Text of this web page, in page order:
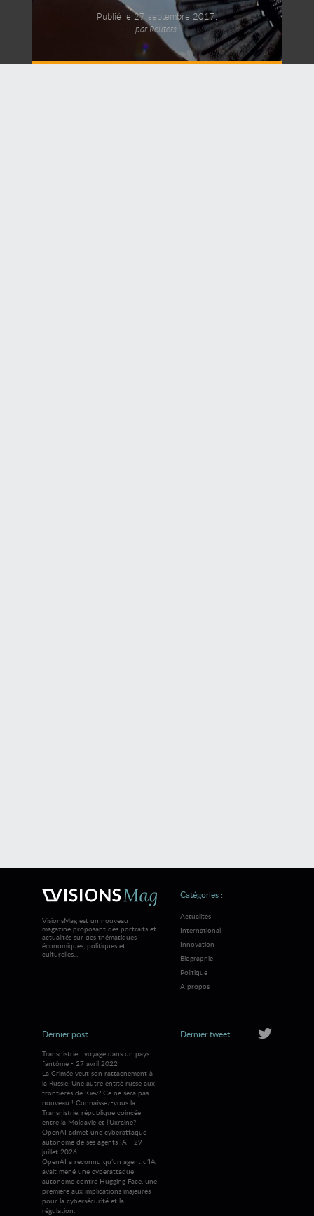
Publié le 27 septembre 2017,
par Reuters.
VisionsMag est un nouveau
magazine proposant des portraits et
actualités sur des thématiques
économiques, politiques et
culturelles...
Catégories :
Actualités
International
Innovation
Biographie
Politique
A propos
Dernier post :
Transnistrie : voyage dans un pays
fantôme - 27 avril 2022
La Crimée veut son rattachement à
la Russie. Une autre entité russe aux
frontières de Kiev? Ce ne sera pas
nouveau ! Connaissez-vous la
Transnistrie, république coincée
entre la Moldavie et l’Ukraine?
OpenAI admet une cyberattaque
autonome de ses agents IA - 29
juillet 2026
OpenAI a reconnu qu’un agent d’IA
avait mené une cyberattaque
autonome contre Hugging Face, une
première aux implications majeures
pour la cybersécurité et la
régulation.
Dernier tweet :